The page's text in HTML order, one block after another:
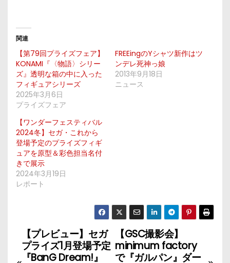
関連
【第79回プライズフェア】
KONAMI『〈物語〉シリー
ズ』透明な箱の中に入った
フィギュアシリーズ
2025年3月6日
プライズフェア
FREEingのYシャツ新作はツ
ンデレ死神っ娘
2013年9月18日
ニュース
【ワンダーフェスティバル
2024冬】セガ・これから
登場予定のプライズフィギ
ュアを原型＆彩色担当名付
きで展示
2024年3月19日
レポート
投
【GSC撮影会】
minimum factory
で『ガルパン』ダー
【プレビュー】セガ
プライズ1月登場予定
『BanG Dream!』